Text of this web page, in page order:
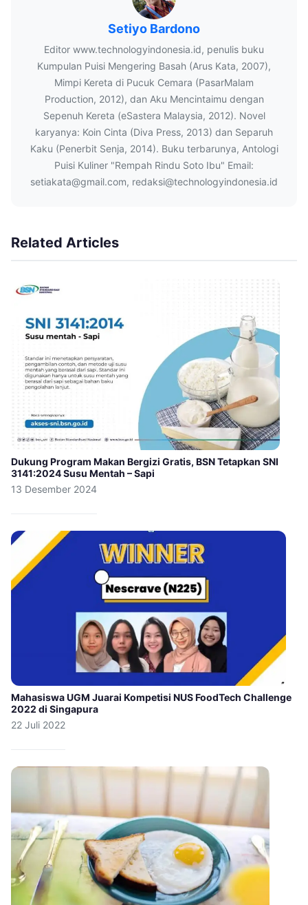
Setiyo Bardono
Editor www.technologyindonesia.id, penulis buku
Kumpulan Puisi Mengering Basah (Arus Kata, 2007),
Mimpi Kereta di Pucuk Cemara (PasarMalam
Production, 2012), dan Aku Mencintaimu dengan
Sepenuh Kereta (eSastera Malaysia, 2012). Novel
karyanya: Koin Cinta (Diva Press, 2013) dan Separuh
Kaku (Penerbit Senja, 2014). Buku terbarunya, Antologi
Puisi Kuliner "Rempah Rindu Soto Ibu" Email:
setiakata@gmail.com, redaksi@technologyindonesia.id
Related Articles
Dukung Program Makan Bergizi Gratis, BSN Tetapkan SNI
3141:2024 Susu Mentah – Sapi
13 Desember 2024
Mahasiswa UGM Juarai Kompetisi NUS FoodTech Challenge
2022 di Singapura
22 Juli 2022